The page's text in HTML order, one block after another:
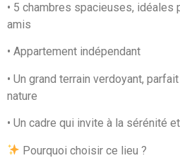
• 5 chambres spacieuses,
amis
• Appartement indépendant
• Un grand terrain verdoyant,
nature
• Un cadre qui invite à la sérénité
Pourquoi choisir ce lieu ?